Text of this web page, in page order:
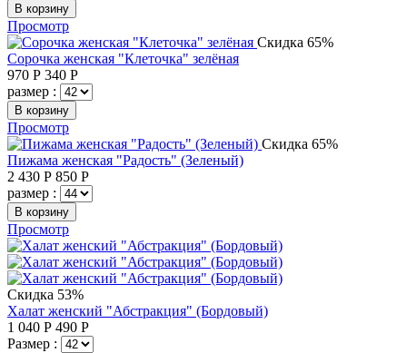
В корзину
Просмотр
Скидка 65%
Сорочка женская "Клеточка" зелёная
970 Р 340 Р
размер :
В корзину
Просмотр
Скидка 65%
Пижама женская "Радость" (Зеленый)
2 430 Р 850 Р
размер :
В корзину
Просмотр
Скидка 53%
Халат женский "Абстракция" (Бордовый)
1 040 Р 490 Р
Размер :